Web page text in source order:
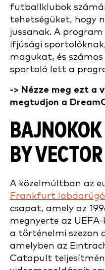
futballklubok
tehetségüket, hogy
jussanak. A
ifjúsági
magukat, és
sportoló lett a
-> Nézze meg ezt a
megtudjon a
BY VECTOR
A közelmúltban az
Frankfurt
csapat, amely az
megnyerte az
a történelmi szezon
amelyben az
Catapult